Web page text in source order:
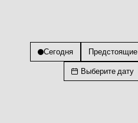
Сегодня Предстоящие
Выберите дату